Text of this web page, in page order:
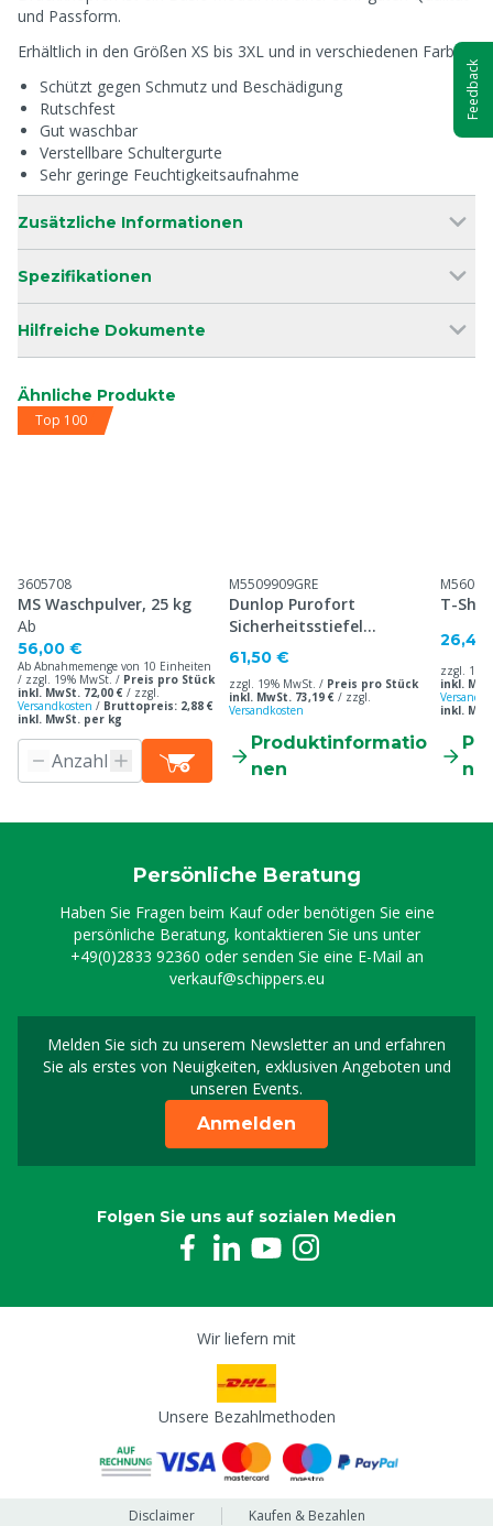
und Passform.
Erhältlich in den Größen XS bis 3XL und in verschiedenen Farben.
Schützt gegen Schmutz und Beschädigung
Rutschfest
Gut waschbar
Verstellbare Schultergurte
Sehr geringe Feuchtigkeitsaufnahme
Zusätzliche Informationen
Spezifikationen
Hilfreiche Dokumente
Ähnliche Produkte
Top 100
3605708
MS Waschpulver, 25 kg
Ab
56,00 €
Ab Abnahmemenge von 10 Einheiten
/ zzgl. 19% MwSt. / Preis pro Stück
inkl. MwSt. 72,00 € / zzgl.
Versandkosten / Bruttopreis: 2,88 €
inkl. MwSt. per kg
M5509909GRE
Dunlop Purofort
Sicherheitsstiefel
Professionell
61,50 €
zzgl. 19% MwSt. / Preis pro Stück
inkl. MwSt. 73,19 € / zzgl.
Versandkosten
Produktinformatio
nen
T-
26,40
zzgl.
inkl.
inkl.
Persönliche Beratung
Haben Sie Fragen beim Kauf oder benötigen Sie eine
persönliche Beratung, kontaktieren Sie uns unter
+49(0)2833 92360 oder senden Sie eine E-Mail an
verkauf@schippers.eu
Melden Sie sich zu unserem Newsletter an und erfahren
Sie als erstes von Neuigkeiten, exklusiven Angeboten und
unseren Events.
Melden Sie sich für
Anmelden
Folgen Sie uns auf sozialen Medien
Wir liefern mit
Unsere Bezahlmethoden
Disclaimer Kaufen & Bezahlen
Feedback